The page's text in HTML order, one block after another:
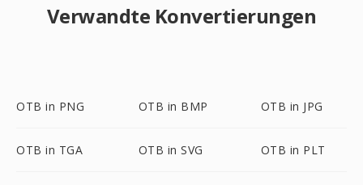
Verwandte Konvertierungen
OTB in PNG OTB in BMP OTB in JPG
OTB in TGA OTB in SVG OTB in PLT